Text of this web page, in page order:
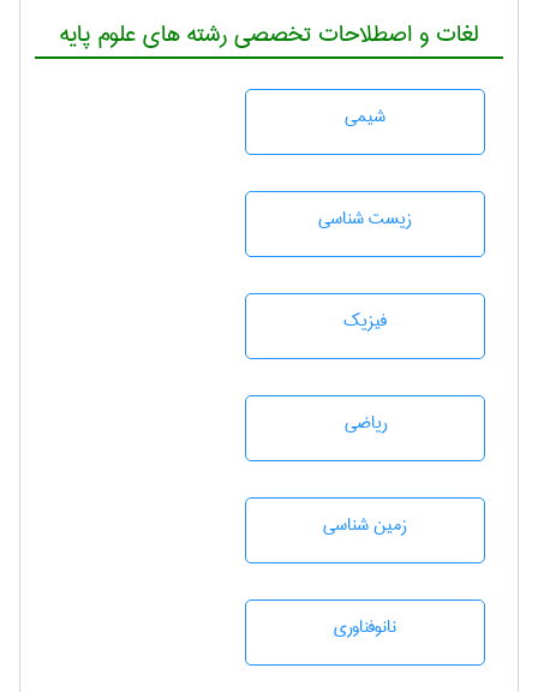
لغات و اصطلاحات تخصصی رشته های علوم پایه
شيمی
زيست شناسی
فیزیک
رياضی
زمين شناسی
نانوفناوری